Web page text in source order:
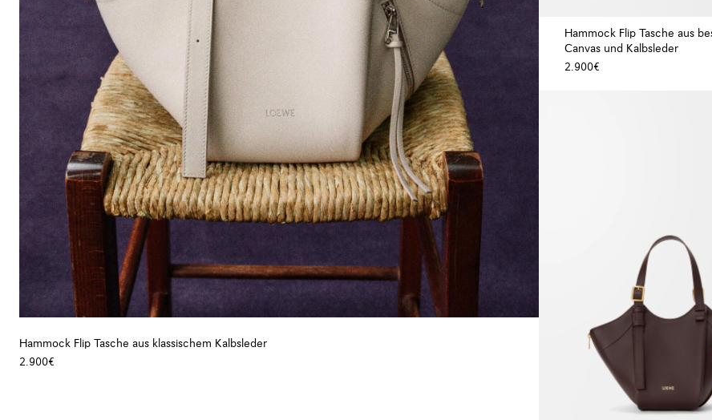
Hammock Flip Tasche aus klassischem Kalbsleder
2.900€
Hammock Flip Tasche aus
Canvas und Kalbsleder
2.900€